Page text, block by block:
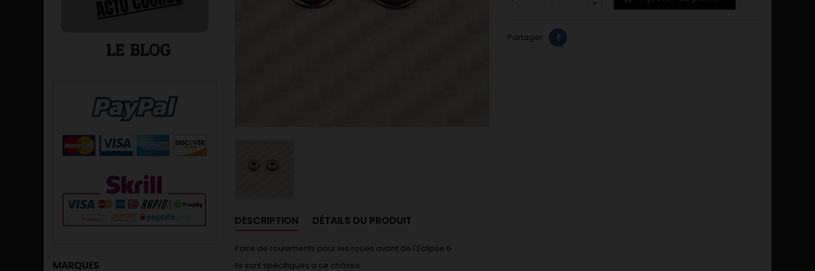
MARQUES
Partager
DESCRIPTION DÉTAILS DU PRODUIT
Paire de roulements pour les roues avant de l'Eclipse 6
Ils sont spécifiques a ce châssis.